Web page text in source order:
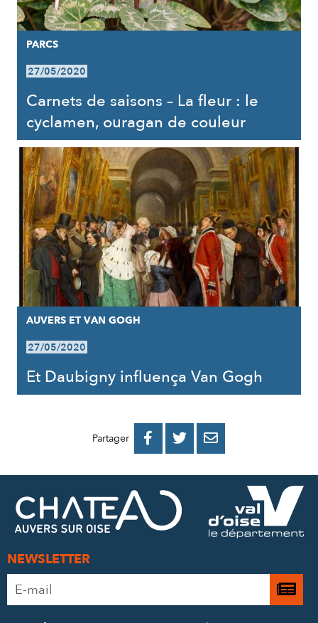
PARCS
27/05/2020
Carnets de saisons – La fleur : le
cyclamen, ouragan de couleur
AUVERS ET VAN GOGH
27/05/2020
Et Daubigny influença Van Gogh
Partager 
PARTAGER
FACEBOOK
PARTAGER
PARTAGER
MAIL
NEWSLETTER
Adresse
e-
Je